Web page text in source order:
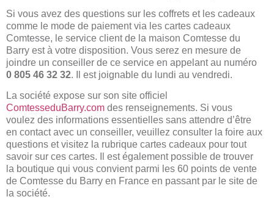
Si vous avez des questions sur les coffrets et les cadeaux
comme le mode de paiement via les cartes cadeaux
Comtesse, le service client de la maison Comtesse du
Barry est à votre disposition. Vous serez en mesure de
joindre un conseiller de ce service en appelant au numéro
0 805 46 32 32. Il est joignable du lundi au vendredi.
La société expose sur son site officiel
ComtesseduBarry.com des renseignements. Si vous
voulez des informations essentielles sans attendre d’être
en contact avec un conseiller, veuillez consulter la foire aux
questions et visitez la rubrique cartes cadeaux pour tout
savoir sur ces cartes. Il est également possible de trouver
la boutique qui vous convient parmi les 60 points de vente
de Comtesse du Barry en France en passant par le site de
la société.